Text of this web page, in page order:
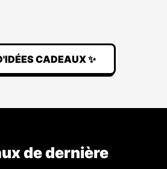
CADEAUX ✨
de dernière